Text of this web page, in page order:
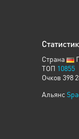
Страна
ТОП 10855
Очков 398
Альянс